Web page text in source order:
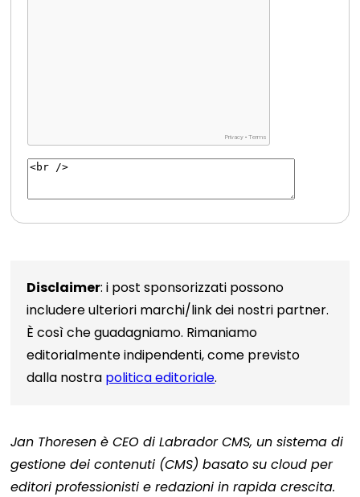
Disclaimer: i post sponsorizzati possono
includere ulteriori marchi/link dei nostri partner.
È così che guadagniamo. Rimaniamo
editorialmente indipendenti, come previsto
dalla nostra politica editoriale.
Jan Thoresen è CEO di Labrador CMS, un sistema di
gestione dei contenuti (CMS) basato su cloud per
editori professionisti e redazioni in rapida crescita.